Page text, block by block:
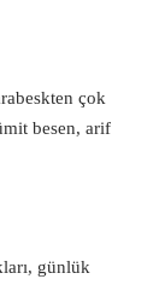
çok
besen, arif
günlük